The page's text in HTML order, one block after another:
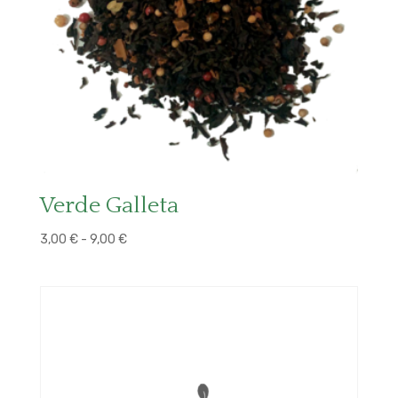
Verde Galleta
3,00 € - 9,00 €Rango